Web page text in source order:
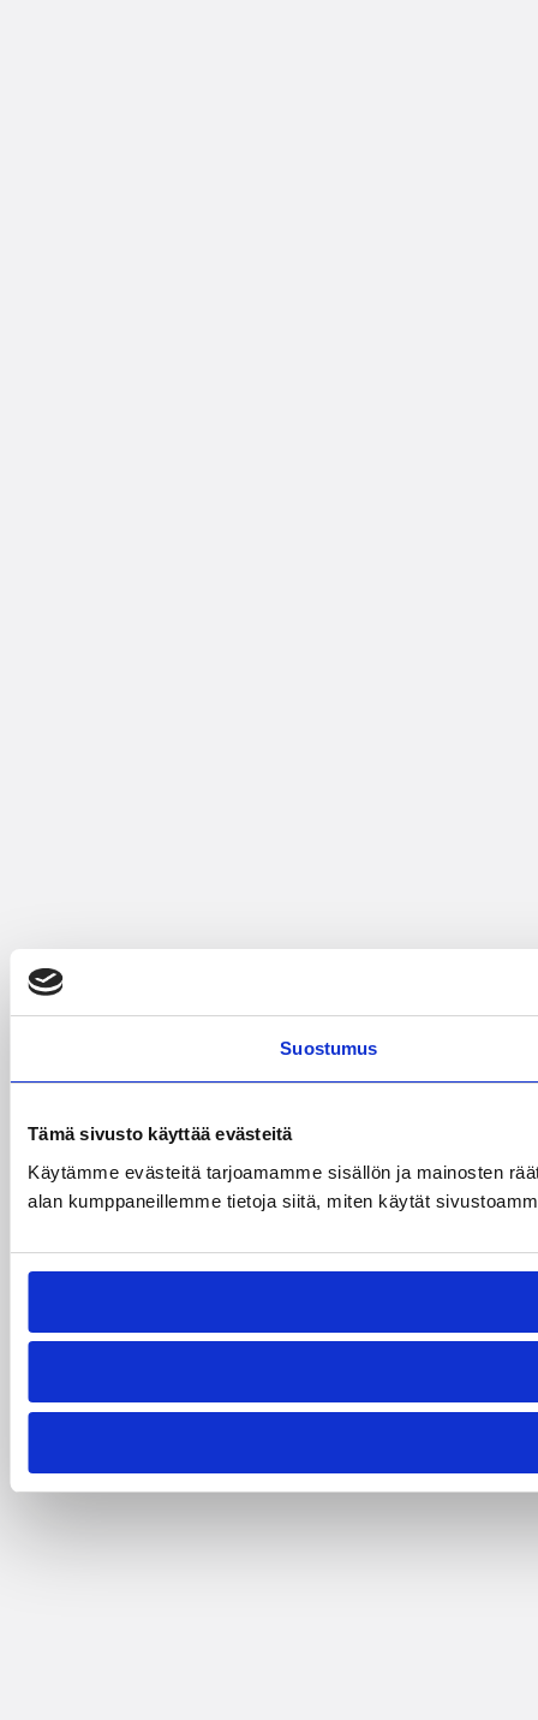
Suostumus
Tämä sivusto käyttää evästeitä
Käytämme evästeitä tarjoamamme sisällön ja mainosten
alan kumppaneillemme tietoja siitä, miten käytät